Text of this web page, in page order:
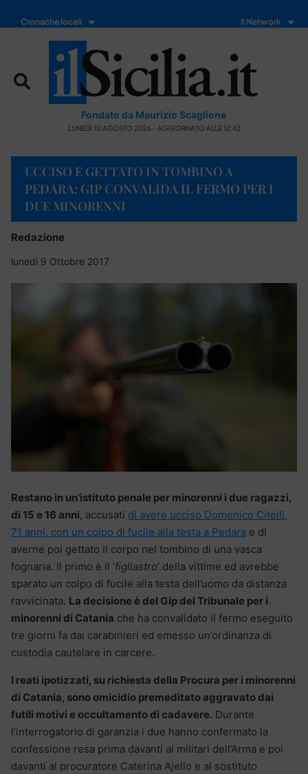
Cronache locali Il Network
Fondato da Maurizio Scaglione
LUNEDÌ 10 AGOSTO 2026 - AGGIORNATO ALLE 12:42
UCCISO E GETTATO IN TOMBINO A
PEDARA: GIP CONVALIDA IL FERMO PER I
DUE MINORENNI
Redazione
lunedì 9 Ottobre 2017
Restano in un’istituto penale per minorenni i due ragazzi,
di 15 e 16 anni, accusati di avere ucciso Domenico Citelli,
71 anni, con un colpo di fucile alla testa a Pedara e di
averne poi gettato il corpo nel tombino di una vasca
fognaria. Il primo è il ‘figliastro‘ della vittime ed avrebbe
sparato un colpo di fucile alla testa dell’uomo da distanza
ravvicinata. La decisione è del Gip del Tribunale per i
minorenni di Catania che ha convalidato il fermo eseguito
tre giorni fa dai carabinieri ed emesso un’ordinanza di
custodia cautelare in carcere.
I reati ipotizzati, su richiesta della Procura per i minorenni
di Catania, sono omicidio premeditato aggravato dai
futili motivi e occultamento di cadavere. Durante
l’interrogatorio di garanzia i due hanno confermato la
confessione resa prima davanti ai militari dell’Arma e poi
davanti al procuratore Caterina Ajello e al sostituto